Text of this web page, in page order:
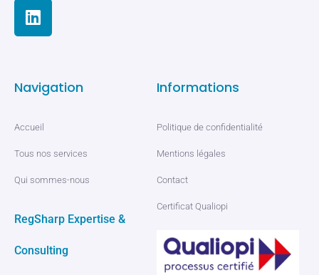
Navigation
Accueil
Tous nos services
Qui sommes-nous
RegSharp Expertise &
Consulting
Informations
Politique de confidentialité
Mentions légales
Contact
Certificat Qualiopi